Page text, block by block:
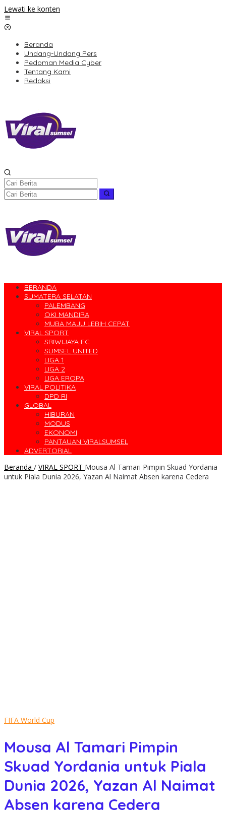
Lewati ke konten
Beranda
Undang-Undang Pers
Pedoman Media Cyber
Tentang Kami
Redaksi
BERANDA
SUMATERA SELATAN
PALEMBANG
OKI MANDIRA
MUBA MAJU LEBIH CEPAT
VIRAL SPORT
SRIWIJAYA FC
SUMSEL UNITED
LIGA 1
LIGA 2
LIGA EROPA
VIRAL POLITIKA
DPD RI
GLOBAL
HIBURAN
MODUS
EKONOMI
PANTAUAN VIRALSUMSEL
ADVERTORIAL
Beranda / VIRAL SPORT Mousa Al Tamari Pimpin Skuad Yordania
untuk Piala Dunia 2026, Yazan Al Naimat Absen karena Cedera
FIFA World Cup
Mousa Al Tamari Pimpin
Skuad Yordania untuk Piala
Dunia 2026, Yazan Al Naimat
Absen karena Cedera